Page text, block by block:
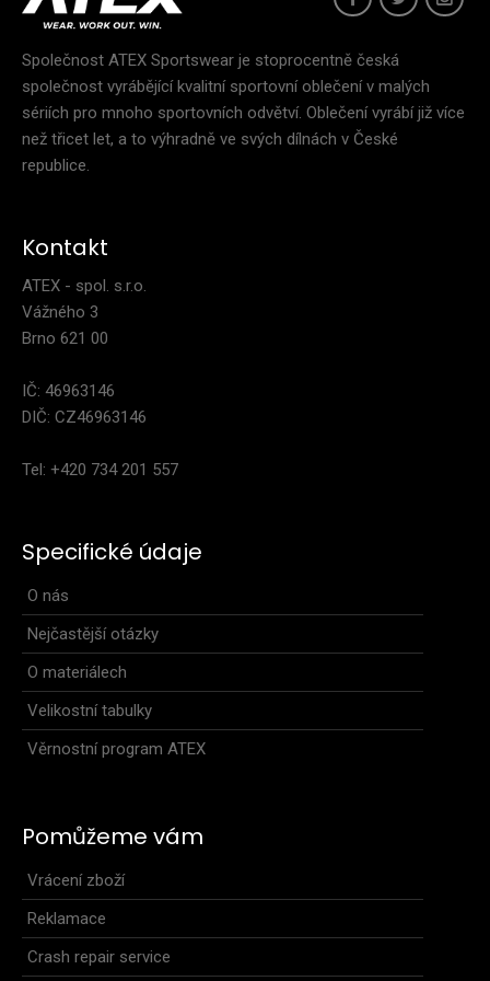
střih a je vyrobena v kombinaci hřejivých..
Společnost ATEX Sportswear je stoprocentně česká
společnost vyrábějící kvalitní sportovní oblečení v malých
sériích pro mnoho sportovních odvětví. Oblečení vyrábí již více
než třicet let, a to výhradně ve svých dílnách v České
republice.
Kontakt
ATEX - spol. s.r.o.
Vážného 3
Brno 621 00
IČ: 46963146
DIČ: CZ46963146
Tel: +420 734 201 557
Specifické údaje
O nás
Nejčastější otázky
O materiálech
Velikostní tabulky
Věrnostní program ATEX
Pomůžeme vám
Vrácení zboží
Reklamace
Crash repair service